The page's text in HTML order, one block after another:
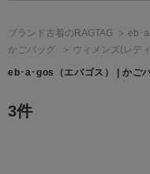
ブランド古着のRAGTAG eb･
かごバッグ
ウィメンズ(レデ
eb･a･gos （エバゴス） | かご
3件